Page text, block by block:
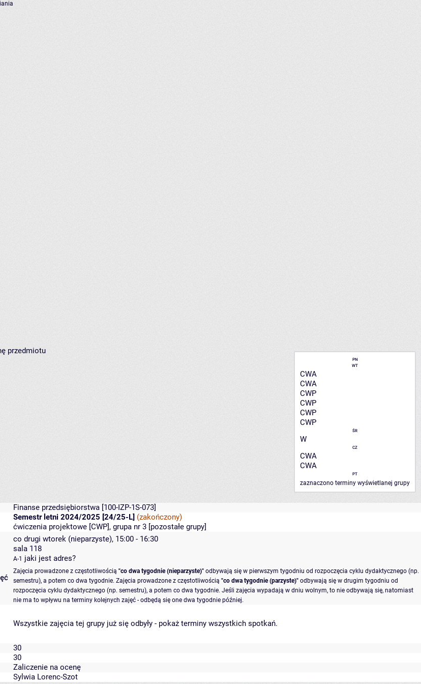
PN
WT
CWA
CWA
CWP
CWP
CWP
CWP
ŚR
W
CZ
CWA
CWA
PT
zaznaczono terminy wyświetlanej grupy
przedmiotu
Finanse przedsiębiorstwa [100-IZP-1S-073]
Semestr letni 2024/2025 [24/25-L] (zakończony)
ćwiczenia projektowe [CWP], grupa nr 3 [pozostałe grupy]
co drugi wtorek (nieparzyste), 15:00 - 16:30
sala 118
A-1 jaki jest adres?
Zajęcia prowadzone z częstotliwością "co dwa tygodnie (nieparzyste)" odbywają się w pierwszym tygodniu od rozpoczęcia cyklu dydaktycznego (np.
semestru), a potem co dwa tygodnie. Zajęcia prowadzone z częstotliwością "co dwa tygodnie (parzyste)" odbywają się w drugim tygodniu od
rozpoczęcia cyklu dydaktycznego (np. semestru), a potem co dwa tygodnie. Jeśli zajęcia wypadają w dniu wolnym, to nie odbywają się, natomiast
nie ma to wpływu na terminy kolejnych zajęć - odbędą się one dwa tygodnie później.
Wszystkie zajęcia tej grupy już się odbyły - pokaż terminy wszystkich spotkań.
30
30
Zaliczenie na ocenę
Sylwia Lorenc-Szot